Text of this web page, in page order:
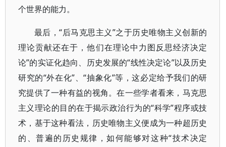
个世界的能力。
最后，“后马克思主义”之于历史唯物主义创新的
理论贡献还在于，他们在理论中力图反思经济决定
论”的实证化趋向、历史发展的“线性决定论”以及历史
研究的“外在化”、“抽象化”等，这必定给予我们的研
究提供了一种有益的视角。在一些学者看来，马克思
主义理论的目的在于揭示政治行为的“科学”程序或技
术，基于这种看法，历史唯物主义便成为一种超历史
的、普遍的历史规律，如何能够对这种“技术决定